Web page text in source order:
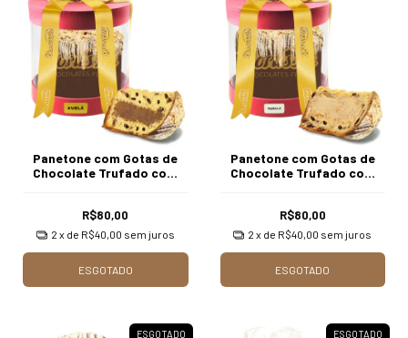
Panetone com Gotas de
Chocolate Trufado com
R$80,00
2 x de R$40,00 sem juros
ESGOTADO
Panetone com Gotas de
Chocolate Trufado com
R$80,00
2 x de R$40,00 sem juros
ESGOTADO
ESGOTADO ESGOTADO